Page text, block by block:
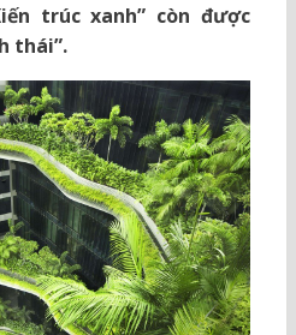
trúc xanh” còn được
thái”.